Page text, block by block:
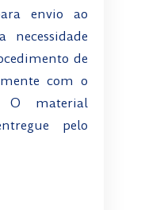
envio ao
necessidade
de
com o
O material
pelo